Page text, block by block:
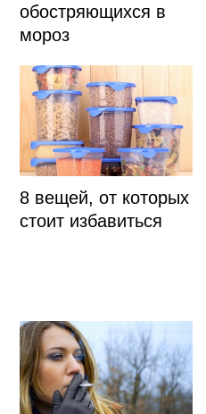
обостряющихся в
мороз
8 вещей, от которых
стоит избавиться